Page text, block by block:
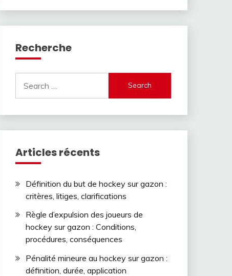
Recherche
for:
Articles récents
Définition du but de hockey sur gazon :
critères, litiges, clarifications
Règle d’expulsion des joueurs de
hockey sur gazon : Conditions,
procédures, conséquences
Pénalité mineure au hockey sur gazon :
définition, durée, application